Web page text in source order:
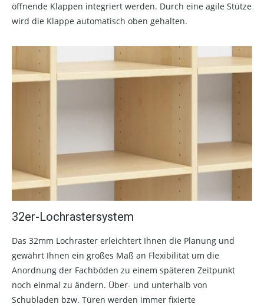
öffnende Klappen integriert werden. Durch eine agile Stütze
wird die Klappe automatisch oben gehalten.
32er-Lochrastersystem
Das 32mm Lochraster erleichtert Ihnen die Planung und
gewährt Ihnen ein großes Maß an Flexibilität um die
Anordnung der Fachböden zu einem späteren Zeitpunkt
noch einmal zu ändern. Über- und unterhalb von
Schubladen bzw. Türen werden immer fixierte